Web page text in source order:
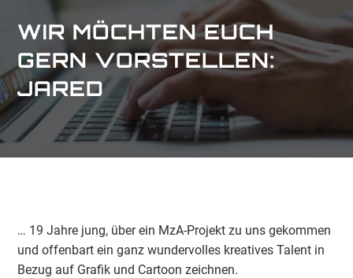
WIR MÖCHTEN EUCH
GERN VORSTELLEN:
JARED
… 19 Jahre jung, über ein MzA-Projekt zu uns gekommen
und offenbart ein ganz wundervolles kreatives Talent in
Bezug auf Grafik und Cartoon zeichnen.